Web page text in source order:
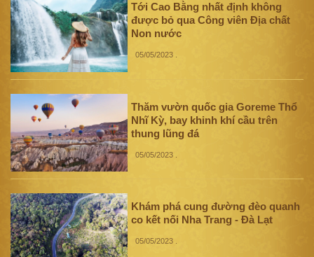
Tới Cao Bằng nhất định không
được bỏ qua Công viên Địa chất
Non nước
05/05/2023 .
Thăm vườn quốc gia Goreme Thổ
Nhĩ Kỳ, bay khinh khí cầu trên
thung lũng đá
05/05/2023
Khám phá cung đường đèo quanh
co kết nối Nha Trang - Đà Lạt
05/05/2023